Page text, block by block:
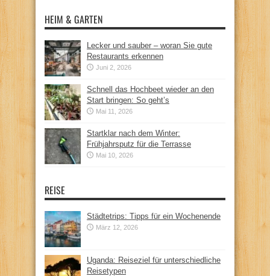
HEIM & GARTEN
Lecker und sauber – woran Sie gute
Restaurants erkennen
Juni 2, 2026
Schnell das Hochbeet wieder an den
Start bringen: So geht’s
Mai 11, 2026
Startklar nach dem Winter:
Frühjahrsputz für die Terrasse
Mai 10, 2026
REISE
Städtetrips: Tipps für ein Wochenende
März 12, 2026
Uganda: Reiseziel für unterschiedliche
Reisetypen